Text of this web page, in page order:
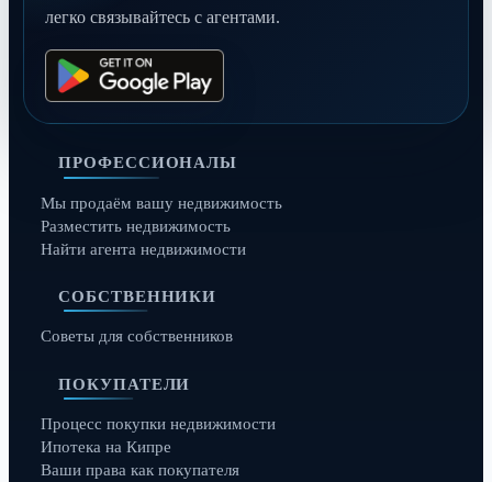
легко связывайтесь с агентами.
ПРОФЕССИОНАЛЫ
Мы продаём вашу недвижимость
Разместить недвижимость
Найти агента недвижимости
СОБСТВЕННИКИ
Советы для собственников
ПОКУПАТЕЛИ
Процесс покупки недвижимости
Ипотека на Кипре
Ваши права как покупателя